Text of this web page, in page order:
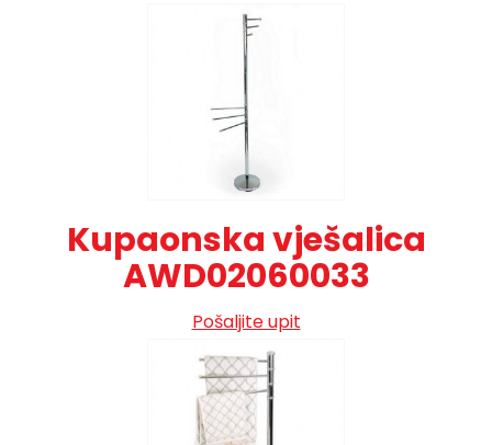
Kupaonska vješalica
AWD02060033
Pošaljite upit